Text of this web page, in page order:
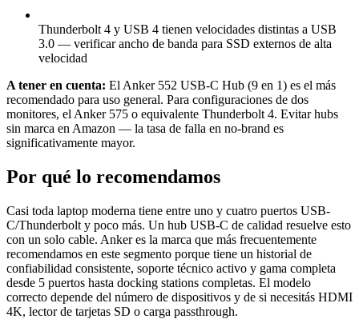
Thunderbolt 4 y USB 4 tienen velocidades distintas a USB
3.0 — verificar ancho de banda para SSD externos de alta
velocidad
A tener en cuenta: El Anker 552 USB-C Hub (9 en 1) es el más
recomendado para uso general. Para configuraciones de dos
monitores, el Anker 575 o equivalente Thunderbolt 4. Evitar hubs
sin marca en Amazon — la tasa de falla en no-brand es
significativamente mayor.
Por qué lo recomendamos
Casi toda laptop moderna tiene entre uno y cuatro puertos USB-
C/Thunderbolt y poco más. Un hub USB-C de calidad resuelve esto
con un solo cable. Anker es la marca que más frecuentemente
recomendamos en este segmento porque tiene un historial de
confiabilidad consistente, soporte técnico activo y gama completa
desde 5 puertos hasta docking stations completas. El modelo
correcto depende del número de dispositivos y de si necesitás HDMI
4K, lector de tarjetas SD o carga passthrough.